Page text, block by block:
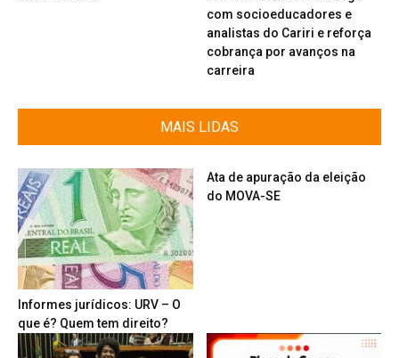
com socioeducadores e
analistas do Cariri e reforça
cobrança por avanços na
carreira
MAIS LIDAS
Informes jurídicos: URV – O
que é? Quem tem direito?
Ata de apuração da eleição
do MOVA-SE